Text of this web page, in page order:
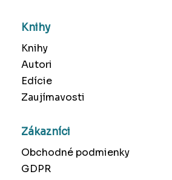
Knihy
Knihy
Autori
Edície
Zaujímavosti
Zákazníci
Obchodné podmienky
GDPR